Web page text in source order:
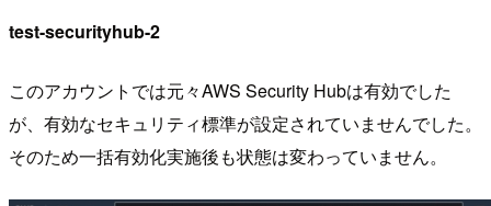
test-securityhub-2
このアカウントでは元々AWS Security Hubは有効でした
が、有効なセキュリティ標準が設定されていませんでした。
そのため一括有効化実施後も状態は変わっていません。